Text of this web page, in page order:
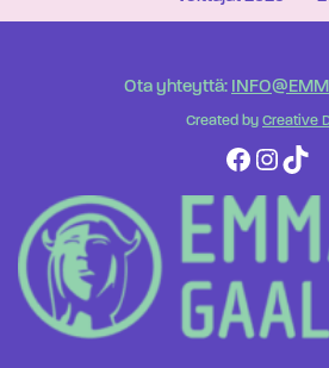
Ota yhteyttä:
Created by Creative